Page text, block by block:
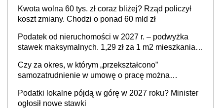
Kwota wolna 60 tys. zł coraz bliżej? Rząd policzył
koszt zmiany. Chodzi o ponad 60 mld zł
Podatek od nieruchomości w 2027 r. – podwyżka
stawek maksymalnych. 1,29 zł za 1 m2 mieszkania,
prowadzeniem działalności gospodarczej
Czy za okres, w którym „przekształcono”
samozatrudnienie w umowę o pracę można
cywilnoprawnej jedynym racjonalnym wyjściem
Podatki lokalne pójdą w górę w 2027 roku? Minister
ogłosił nowe stawki